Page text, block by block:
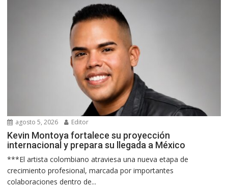
agosto 5, 2026 Editor
Kevin Montoya fortalece su proyección
internacional y prepara su llegada a México
***El artista colombiano atraviesa una nueva etapa de
crecimiento profesional, marcada por importantes
colaboraciones dentro de...